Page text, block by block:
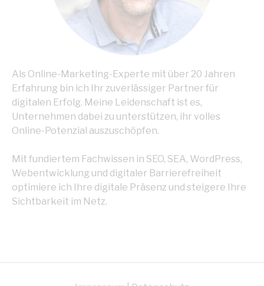
Als Online-Marketing-Experte mit über 20 Jahren
Erfahrung bin ich Ihr zuverlässiger Partner für
digitalen Erfolg. Meine Leidenschaft ist es,
Unternehmen dabei zu unterstützen, ihr volles
Online-Potenzial auszuschöpfen.
Mit fundiertem Fachwissen in SEO, SEA, WordPress,
Webentwicklung und digitaler Barrierefreiheit
optimiere ich Ihre digitale Präsenz und steigere Ihre
Sichtbarkeit im Netz.